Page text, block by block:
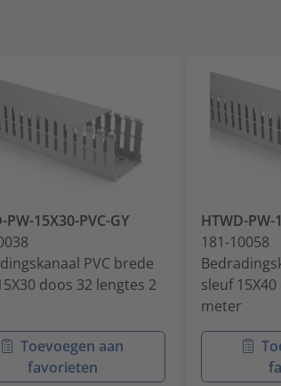
PW-15X30-PVC-GY
PVC brede
doos 32 lengtes 2
Toevoegen aan
favorieten
HTWD-PW-
181-10058
sleuf
meter